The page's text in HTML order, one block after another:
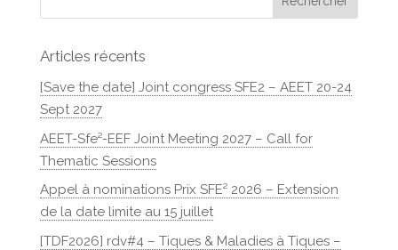
Articles récents
[Save the date] Joint congress SFE2 – AEET 20-24
Sept 2027
AEET-Sfe²-EEF Joint Meeting 2027 – Call for
Thematic Sessions
Appel à nominations Prix SFE² 2026 – Extension
de la date limite au 15 juillet
[TDF2026] rdv#4 – Tiques & Maladies à Tiques –